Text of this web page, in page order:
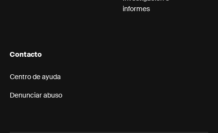
informes
Contacto
Centro de ayuda
Denunciar abuso